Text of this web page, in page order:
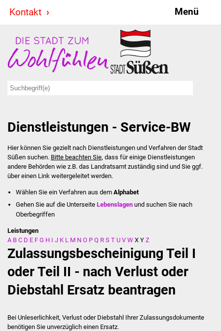
Kontakt Menü
Stadt & Politik
Bürgermeister
Ausschüsse
Ratsinformationssystem
Jugendbeirat
Summerrockfestival
Stadtverwaltung
Ansprechpartner
Behördenwegweiser
Dienstleistungen - Service-BW
Hier können Sie gezielt nach Dienstleistungen und Verfahren der Stadt
Süßen suchen. Bitte beachten Sie, dass für einige Dienstleistungen
andere Behörden wie z.B. das Landratsamt zuständig sind und Sie ggf.
über einen Link weitergeleitet werden.
Wählen Sie ein Verfahren aus dem Alphabet
Gehen Sie auf die UnterseiteLebenslagen und suchen Sie nach
Oberbegriffen
Leistungen
A B C D E F G H I J K L M N O P Q R S T U V W X Y Z
Zulassungsbescheinigung Teil I
oder Teil II - nach Verlust oder
Diebstahl Ersatz beantragen
Bei Unleserlichkeit, Verlust oder Diebstahl Ihrer Zulassungsdokumente
benötigen Sie unverzüglich einen Ersatz.